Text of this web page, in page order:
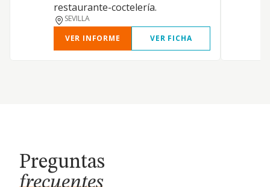
restaurante-coctelería.
SEVILLA
VER INFORME
VER FICHA
Preguntas
frecuentes